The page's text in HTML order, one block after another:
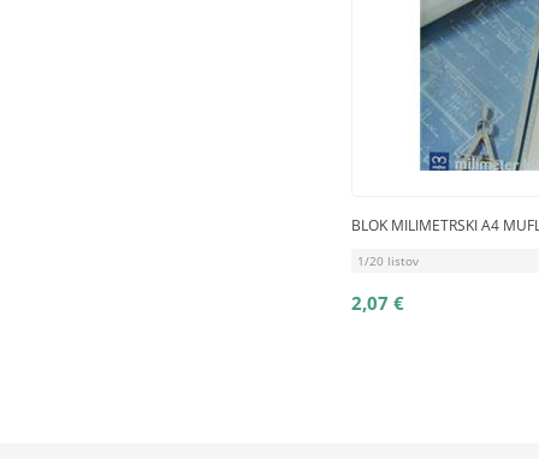
BLOK MILIMETRSKI A4
1/20 listov
2,07 €